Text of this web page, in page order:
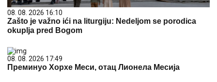
08. 08. 2026 16:10
Zašto je važno ići na liturgiju: Nedeljom se porodica
okuplja pred Bogom
08. 08. 2026 17:49
Преминуо Хорхе Меси, отац Лионела Месија